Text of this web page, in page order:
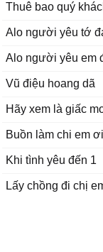
Thuê bao quý
Alo người yêu tớ
Alo người yêu em
Vũ điệu hoang dã
Hãy xem là giấc
Buồn làm chi em ơi
Khi tình yêu đến 1
Lấy chồng đi chị